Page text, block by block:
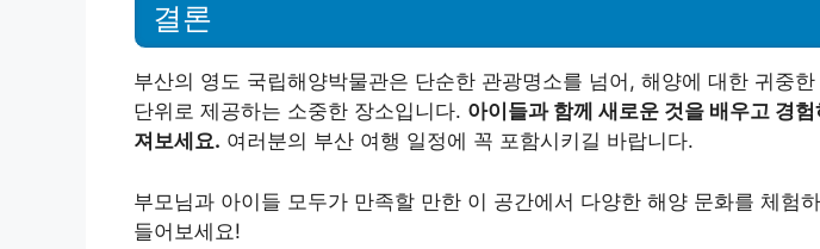
결론
부산의 영도 국립해양박물관은 단순한 관광명소를 넘어, 해양에 대한 귀중
단위로 제공하는 소중한 장소입니다. 아이들과 함께 새로운 것을 배우고 경
져보세요. 여러분의 부산 여행 일정에 꼭 포함시키길 바랍니다.
부모님과 아이들 모두가 만족할 만한 이 공간에서 다양한 해양 문화를 체험
들어보세요!